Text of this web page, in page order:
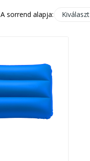
A sorrend alapja: Kiválaszt